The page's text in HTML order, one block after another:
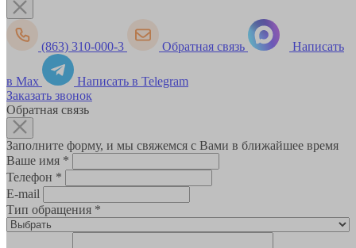
(863) 310-000-3 Обратная связь Написать
в Max
Написать в Telegram
Заказать звонок
Обратная связь
Заполните форму, и мы свяжемся с Вами в ближайшее время
Ваше имя *
Телефон *
E-mail
Тип обращения *